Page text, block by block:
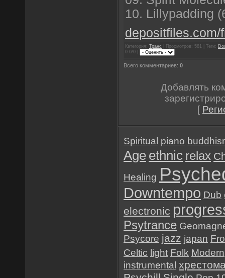
10. Lillypadding
depositfiles.com/
Категория: Транс | Просмотров: 581 | Теги:
0.0/0 |
Всего комментариев: 0
Добавлять
[
Spiritual piano
Age ethnic relax
Healing
Downtempo Dub
electronic
Psytrance
Psycore jazz japan
Celtic light Folk Modern
instrumental